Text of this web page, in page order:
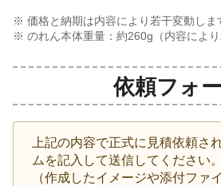
※ 価格と納期は内容により若干変動しま
※ のれん本体重量：約260g（内容により
依頼フォ
上記の内容で正式に見積依頼さ
ムを記入して送信してください。
（作成したイメージや添付ファ